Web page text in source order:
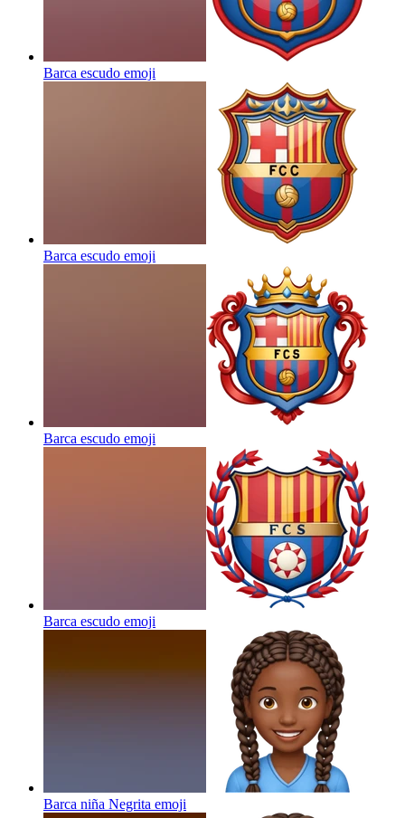
Barca escudo emoji
Barca escudo emoji
Barca escudo emoji
Barca escudo emoji
Barca niña Negrita emoji